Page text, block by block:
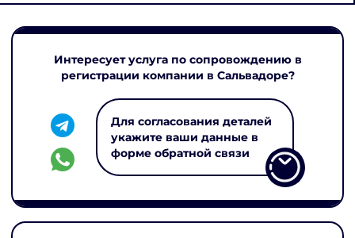
Интересует услуга по сопровождению в
регистрации компании в Сальвадоре?
Для согласования деталей
укажите ваши данные в
форме обратной связи